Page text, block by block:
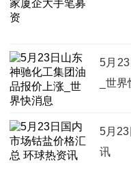
5月
_世
5月
讯